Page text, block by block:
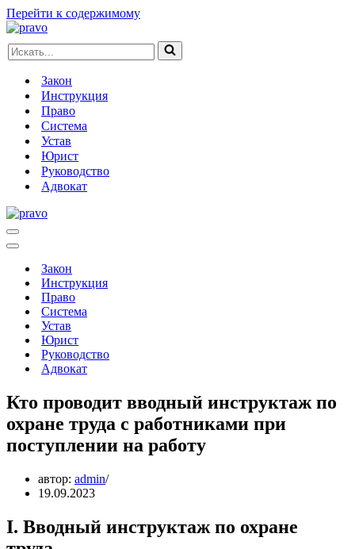
Перейти к содержимому
Искать...
Закон
Инструкция
Право
Система
Устав
Юрист
Руководство
Адвокат
Меню
навигации
Меню
навигацииЗакон
Инструкция
Право
Система
Устав
Юрист
Руководство
Адвокат
Кто проводит вводный инструктаж по
охране труда с работниками при
поступлении на работу
автор: admin
19.09.2023
I. Вводный инструктаж по охране